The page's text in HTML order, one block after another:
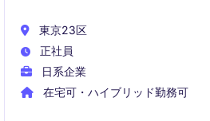
東京23区
正社員
日系企業
在宅可・ハイブリッド勤務可